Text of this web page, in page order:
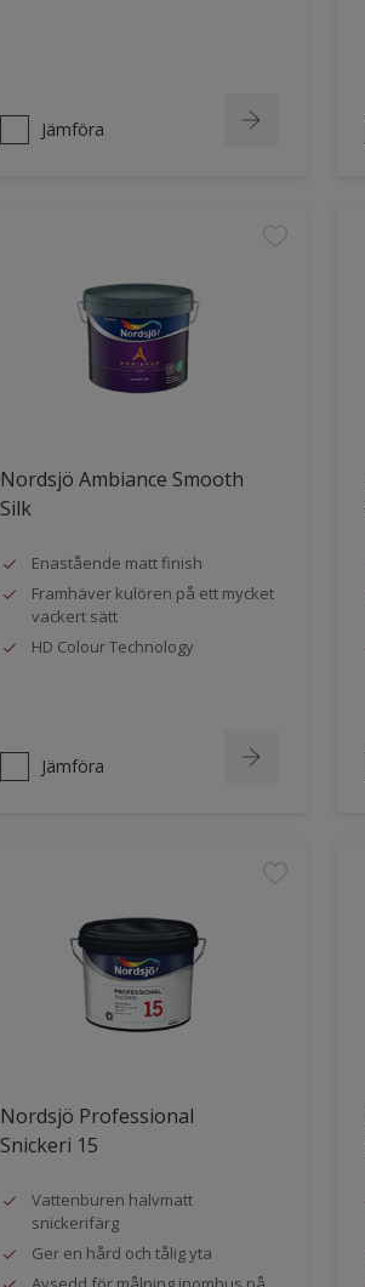
Jämföra
Nordsjö Ambiance Smooth
Silk
Enastående matt finish
Framhäver kulören på ett mycket
vackert sätt
HD Colour Technology
Jämföra
Nordsjö Professional
Snickeri 15
Vattenburen halvmatt
snickerifärg
Ger en hård och tålig yta